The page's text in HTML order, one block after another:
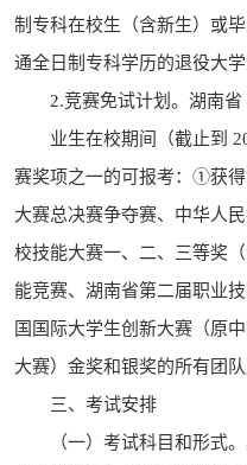
制专科在校生（含新生）或
通全日制专科学历的退役大学
2.竞赛免试计划。湖南
业生在校期间（截止到
赛奖项之一的可报考：①获
大赛总决赛争夺赛、中华人
校技能大赛一、二、三等奖
能竞赛、湖南省第二届职业
国国际大学生创新大赛（原
大赛）金奖和银奖的所有团
三、考试安排
（一）考试科目和形式